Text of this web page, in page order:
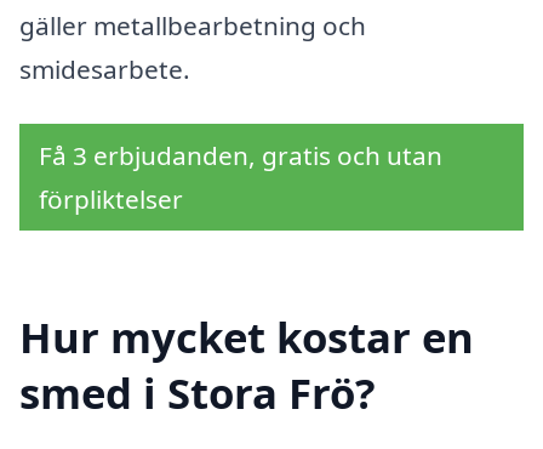
gäller metallbearbetning och
smidesarbete.
Få 3 erbjudanden, gratis och utan
förpliktelser
Hur mycket kostar en
smed i Stora Frö?